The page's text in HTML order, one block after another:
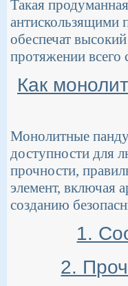
Такая
антискользящими
обеспечат
протяжении всего
Как
Монолитные
доступности для
прочности,
элемент, включая
созданию
1.
2.